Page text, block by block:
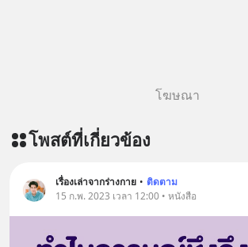
โฆษณา
โพสต์ที่เกี่ยวข้อง
เรื่องเล่าจากร่างกาย • ติดตาม
15 ก.พ. 2023 เวลา 12:00 • หนังสือ